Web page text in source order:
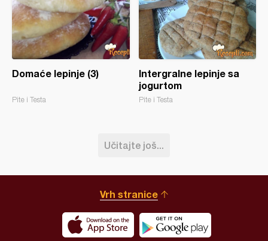
Domaće lepinje (3)
Pite i Testa
Intergralne lepinje sa
jogurtom
Pite i Testa
Učitajte još...
Vrh stranice